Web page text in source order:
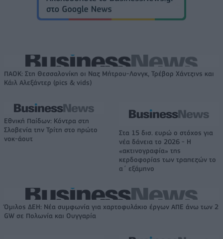
ΠΑΟΚ: Στη Θεσσαλονίκη οι Ναζ Μήτρου-Λονγκ, Τρέβορ Χάντζινς και
Κάιλ Αλεξάντερ (pics & vids)
Εθνική Παίδων: Κόντρα στη
Σλοβενία την Τρίτη στο πρώτο
νοκ-άουτ
Στα 15 δισ. ευρώ ο στόχος για
νέα δάνεια το 2026 - Η
«ακτινογραφία» της
κερδοφορίας των τραπεζών το
α΄ εξάμηνο
Όμιλος ΔΕΗ: Νέα συμφωνία για χαρτοφυλάκιο έργων ΑΠΕ άνω των 2
GW σε Πολωνία και Ουγγαρία